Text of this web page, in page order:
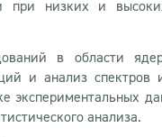
при низких и
в области
и анализ спектров
экспериментальных
анализа.